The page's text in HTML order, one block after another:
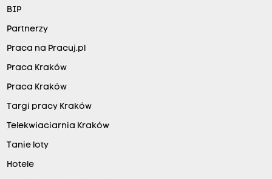
BIP
Partnerzy
Praca na Pracuj.pl
Praca Kraków
Praca Kraków
Targi pracy Kraków
Telekwiaciarnia Kraków
Tanie loty
Hotele